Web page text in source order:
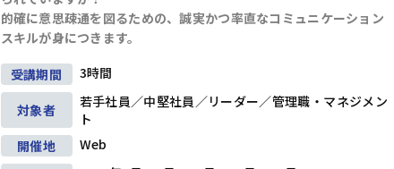
的確に意思疎通を図るための、誠実かつ率直なコミュニケーション
スキルが身につきます。
受講期間 3時間
対象者
若手社員／中堅社員／リーダー／管理職・マネジメン
ト
開催地
Web